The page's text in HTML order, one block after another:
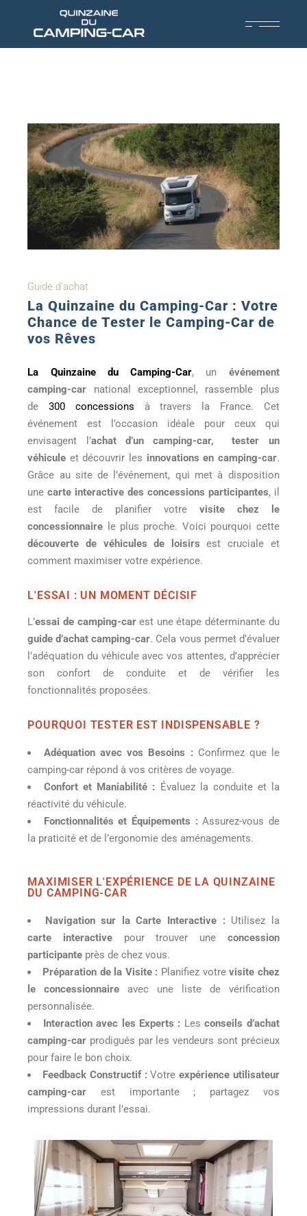
Guide d'achat
La Quinzaine du Camping-Car : Votre
Chance de Tester le Camping-Car de
vos Rêves
La Quinzaine du Camping-Car, un événement
camping-car national exceptionnel, rassemble plus
de300 concessions à travers la France. Cet
événement est l’occasion idéale pour ceux qui
envisagent l’achat d’un camping-car,
tester un
véhicule et découvrir les innovations en camping-car.
Grâce au site de l’événement, qui met à disposition
unecarte interactive des concessions participantes, il
est facile de planifier votre visite chez le
concessionnaire le plus proche. Voici pourquoi cette
découverte de véhicules de loisirs est cruciale et
comment maximiser votre expérience.
L'ESSAI : UN MOMENT DÉCISIF
L’essai de camping-carest une étape déterminante du
guide d’achat camping-car. Cela vous permet d’évaluer
l’adéquation du véhicule avec vos attentes, d’apprécier
son confort de conduite et de vérifier les
fonctionnalités proposées.
POURQUOI TESTER EST INDISPENSABLE ?
Adéquation avec vos Besoins : Confirmez que le
camping-car répond à vos critères de voyage.
Confort et Maniabilité : Évaluez la conduite et la
réactivité du véhicule.
Fonctionnalités et Équipements : Assurez-vous de
la praticité et de l’ergonomie des aménagements.
MAXIMISER L'EXPÉRIENCE DE LA QUINZAINE
DU CAMPING-CAR
Navigation sur la Carte Interactive : Utilisez la
carte interactivepour trouver une concession
participante près de chez vous.
Préparation de la Visite : Planifiez votrevisite chez
le concessionnaire avec une liste de vérification
personnalisée.
Interaction avec les Experts : Lesconseils d’achat
camping-car prodigués par les vendeurs sont précieux
pour faire le bon choix.
Feedback Constructif : Votre expérience utilisateur
camping-car est importante ; partagez vos
impressions durant l’essai.